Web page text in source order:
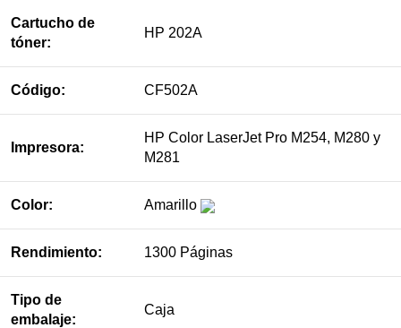
Cartucho de
tóner:
HP 202A
Código: CF502A
Impresora:
HP Color LaserJet Pro M254, M280 y
M281
Color: Amarillo
Rendimiento: 1300 Páginas
Tipo de
embalaje:
Caja